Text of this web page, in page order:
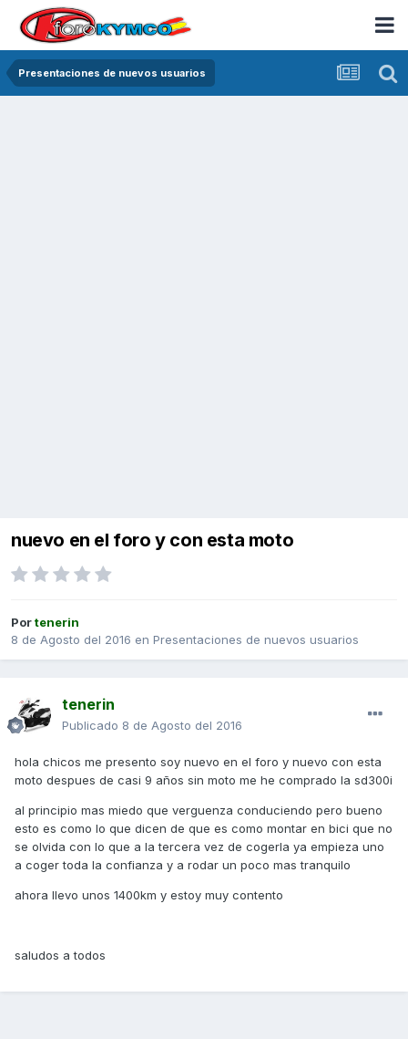
Presentaciones de nuevos usuarios
nuevo en el foro y con esta moto
Portenerin
8 de Agosto del 2016 en Presentaciones de nuevos usuarios
tenerin
Publicado 8 de Agosto del 2016
hola chicos me presento soy nuevo en el foro y nuevo con esta
moto despues de casi 9 años sin moto me he comprado la sd300i
al principio mas miedo que verguenza conduciendo pero bueno
esto es como lo que dicen de que es como montar en bici que no
se olvida con lo que a la tercera vez de cogerla ya empieza uno
a coger toda la confianza y a rodar un poco mas tranquilo
ahora llevo unos 1400km y estoy muy contento
saludos a todos